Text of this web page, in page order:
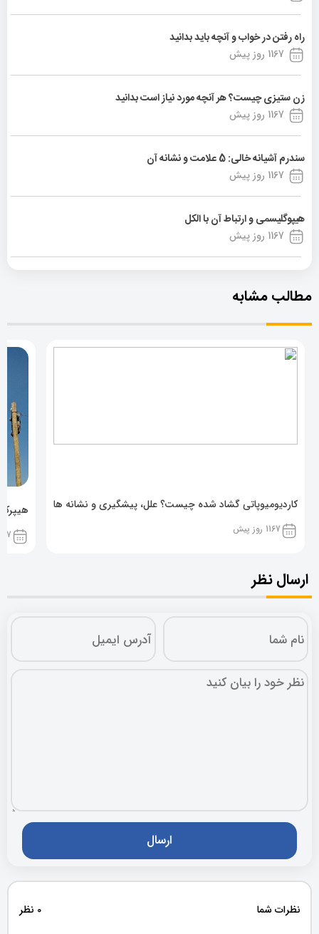
راه رفتن در خواب و آنچه باید بدانید
1167 روز پیش
زن ستیزی چیست؟ هر آنچه مورد نیاز است بدانید
1167 روز پیش
سندرم آشیانه خالی: 5 علامت و نشانه آن
1167 روز پیش
هیپوگلیسمی و ارتباط آن با الکل
1167 روز پیش
مطالب مشابه
کاردیومیوپاتی گشاد شده چیست؟ علل، پیشگیری و نشانه ها
1167 روز پیش 1167
ارسال نظر
نظرات شما 0 نظر